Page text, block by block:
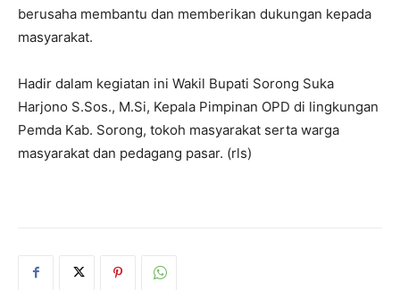
berusaha membantu dan memberikan dukungan kepada
masyarakat.
Hadir dalam kegiatan ini Wakil Bupati Sorong Suka
Harjono S.Sos., M.Si, Kepala Pimpinan OPD di lingkungan
Pemda Kab. Sorong, tokoh masyarakat serta warga
masyarakat dan pedagang pasar. (rls)